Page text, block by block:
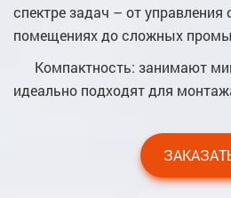
спектре задач – от
помещениях до сложных
Компактность: занимают
идеально подходят для